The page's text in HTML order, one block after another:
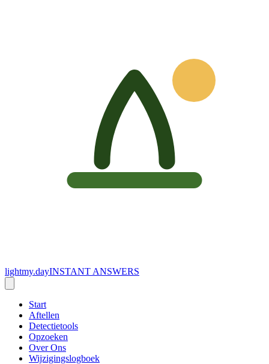
lightmy.dayINSTANT ANSWERS
Start
Aftellen
Detectietools
Opzoeken
Over Ons
Wijzigingslogboek